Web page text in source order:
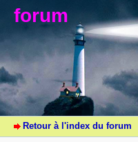
forum
Retour à l'index du forum